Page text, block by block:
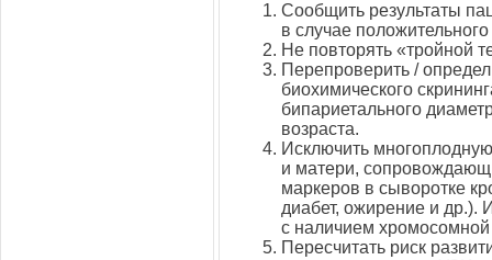
Сообщить результаты
в случае
Не повторять «тройной
Перепроверить /
биохимического
бипариетального
возраста.
Исключить
и матери,
маркеров в сыворотке
диабет, ожирение и др.).
с наличием хромосомной
Пересчитать риск